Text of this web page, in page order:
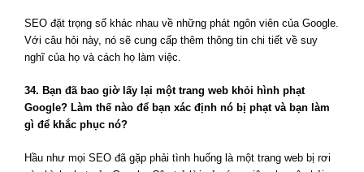
SEO đặt trọng số khác nhau về những phát ngôn viên của Google.
Với câu hỏi này, nó sẽ cung cấp thêm thông tin chi tiết về suy
nghĩ của họ và cách họ làm việc.
34. Bạn đã bao giờ lấy lại một trang web khỏi hình phạt
Google? Làm thế nào để bạn xác định nó bị phạt và bạn làm
gì để khắc phục nó?
Hầu như mọi SEO đã gặp phải tình huống là một trang web bị rơi